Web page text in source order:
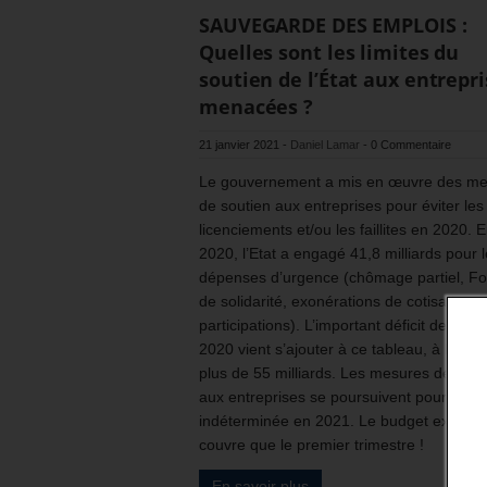
SAUVEGARDE DES EMPLOIS :
Quelles sont les limites du
soutien de l’État aux
menacées ?
21 janvier 2021 - Daniel Lamar - 0 Commentaire
Le gouvernement a mis en œuvre des
de soutien aux entreprises pour éviter les
licenciements et/ou les faillites en 2020.
2020, l’Etat a engagé 41,8 milliards pour
dépenses d’urgence (chômage partiel,
de solidarité, exonérations de cotisations
participations). L’important déficit de
2020 vient s’ajouter à ce tableau, à
plus de 55 milliards. Les mesures de
aux entreprises se poursuivent pour une
indéterminée en 2021. Le budget existant
couvre que le premier trimestre !